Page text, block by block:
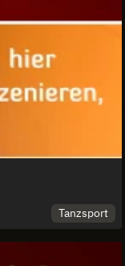
Tanzsport